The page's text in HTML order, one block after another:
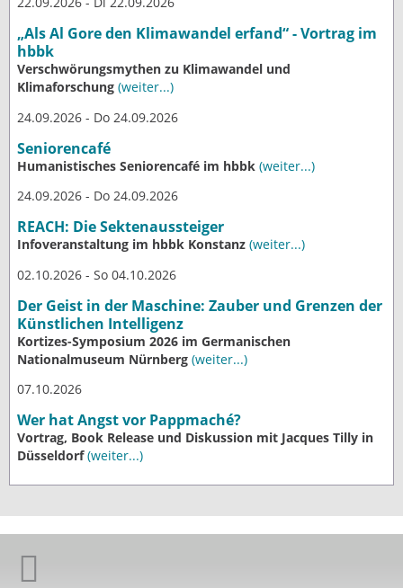
„Als Al Gore den Klimawandel erfand“ - Vortrag im
hbbk
Verschwörungsmythen zu Klimawandel und
Klimaforschung (weiter...)
24.09.2026 - Do 24.09.2026
Seniorencafé
Humanistisches Seniorencafé im hbbk (weiter...)
24.09.2026 - Do 24.09.2026
REACH: Die Sektenaussteiger
Infoveranstaltung im hbbk Konstanz (weiter...)
02.10.2026 - So 04.10.2026
Der Geist in der Maschine: Zauber und Grenzen der
Künstlichen Intelligenz
Kortizes-Symposium 2026 im Germanischen
Nationalmuseum Nürnberg (weiter...)
07.10.2026
Wer hat Angst vor Pappmaché?
Vortrag, Book Release und Diskussion mit Jacques Tilly in
Düsseldorf(weiter...)